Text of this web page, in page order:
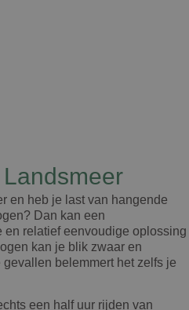
en heb je last van hangende
Dan kan een
relatief eenvoudige oplossing
kan je blik zwaar en
belemmert het zelfs je
een half uur rijden van